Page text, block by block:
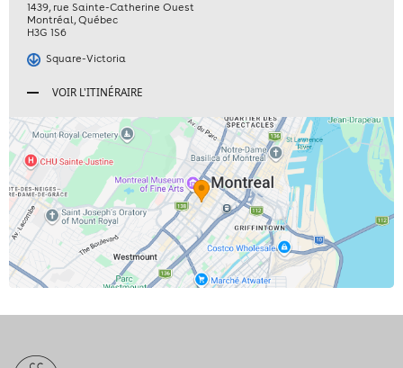
30
BILLET(S)
1439, rue Sainte-Catherine Ouest
Montréal,Québec
H3G 1S6
Square-Victoria
VOIR L'ITINÉRAIRE